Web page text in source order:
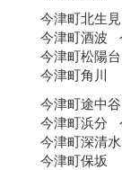
今津町北生見
今津町酒波
今津町松陽台
今津町角川
今津町途中谷
今津町浜分
今津町深清水
今津町保坂